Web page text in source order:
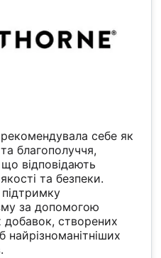
себе як
благополуччя,
відповідають
та безпеки.
за допомогою
добавок, створених
найрізноманітніших